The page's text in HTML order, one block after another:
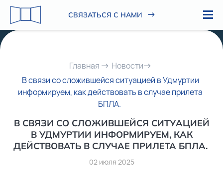
СВЯЗАТЬСЯ С НАМИ
СВЯЗАТЬСЯ
С НАМИ
ИЖЕВСК, КИРОВА,
Главная
Новости
В связи со сложившейся ситуацией в Удмуртии
информируем, как действовать в случае прилета
БПЛА. ⁣
В СВЯЗИ СО СЛОЖИВШЕЙСЯ СИТУАЦИЕЙ
В УДМУРТИИ ИНФОРМИРУЕМ, КАК
ДЕЙСТВОВАТЬ В СЛУЧАЕ ПРИЛЕТА БПЛА. ⁣
02 июля 2025